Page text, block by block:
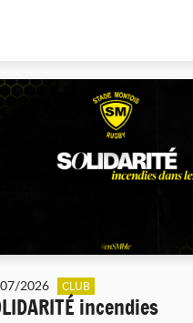
2026 CLUB
incendies